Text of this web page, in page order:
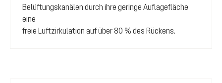
Belüftungskanälen durch ihre geringe Auflagefläche
eine
freie Luftzirkulation auf über 80 % des Rückens.